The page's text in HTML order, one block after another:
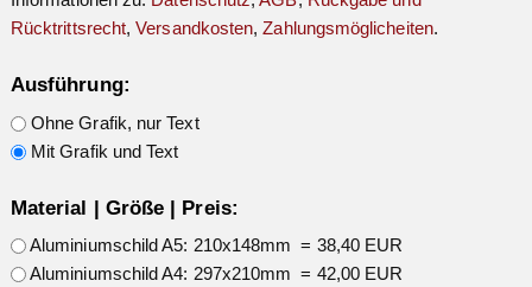
Rücktrittsrecht,Versandkosten,Zahlungsmöglicheiten.
Ausführung:
Ohne Grafik, nur Text
Mit Grafik und Text
Material | Größe | Preis:
Aluminiumschild A5: 210x148mm = 38,40 EUR
Aluminiumschild A4: 297x210mm = 42,00 EUR